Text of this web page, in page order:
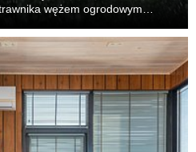
wężem ogrodowym
straty wody...